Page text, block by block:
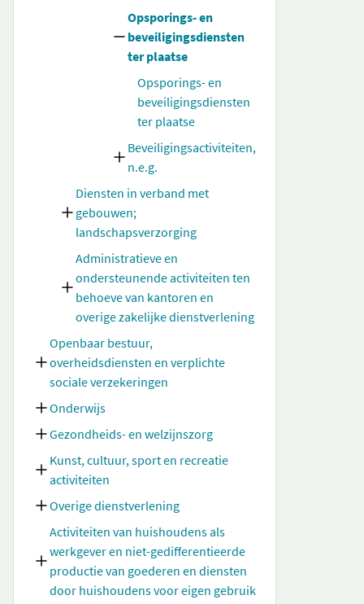
Opsporings- en
beveiligingsdiensten
ter plaatse
Opsporings- en
beveiligingsdiensten
ter plaatse
Beveiligingsactiviteiten,
n.e.g.
Diensten in verband met
gebouwen;
landschapsverzorging
Administratieve en
ondersteunende activiteiten ten
behoeve van kantoren en
overige zakelijke dienstverlening
Openbaar bestuur,
overheidsdiensten en verplichte
sociale verzekeringen
Onderwijs
Gezondheids- en welzijnszorg
Kunst, cultuur, sport en recreatie
activiteiten
Overige dienstverlening
Activiteiten van huishoudens als
werkgever en niet-gedifferentieerde
productie van goederen en diensten
door huishoudens voor eigen gebruik